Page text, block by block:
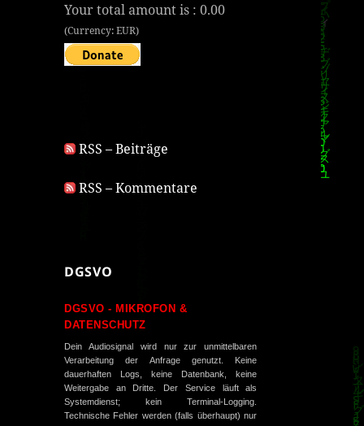
Your total amount is :0.00
(Currency: EUR)
RSS – Beiträge
RSS – Kommentare
DGSVO
DGSVO - MIKROFON &
DATENSCHUTZ
Dein Audiosignal wird nur zur unmittelbaren
Verarbeitung der Anfrage genutzt. Keine
dauerhaften Logs, keine Datenbank, keine
Weitergabe an Dritte. Der Service läuft als
Systemdienst; kein Terminal-Logging.
Technische Fehler werden (falls überhaupt) nur